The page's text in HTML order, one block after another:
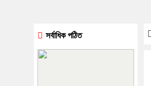
সর্বাধিক পঠিত